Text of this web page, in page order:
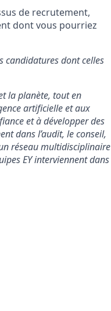
de recrutement,
dont vous pourriez
candidatures dont celles
la planète, tout en
artificielle et aux
et à développer des
dans l’audit, le conseil,
réseau multidisciplinaire
EY interviennent dans